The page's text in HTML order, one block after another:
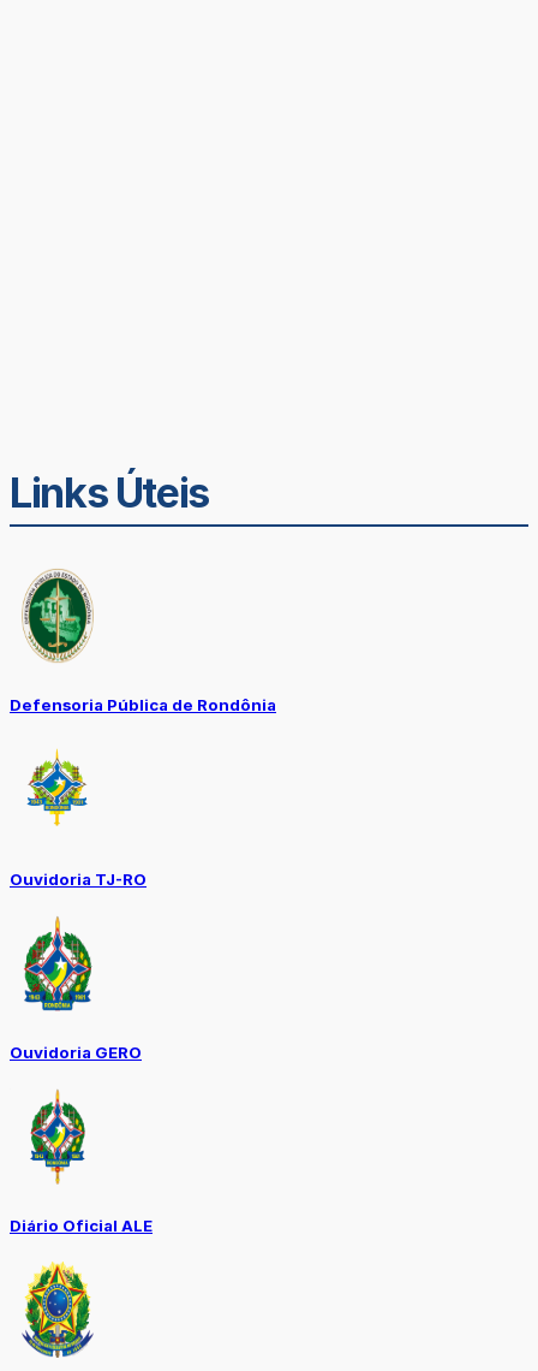
Links Úteis
Defensoria Pública de Rondônia
Ouvidoria TJ-RO
Ouvidoria GERO
Diário Oficial ALE